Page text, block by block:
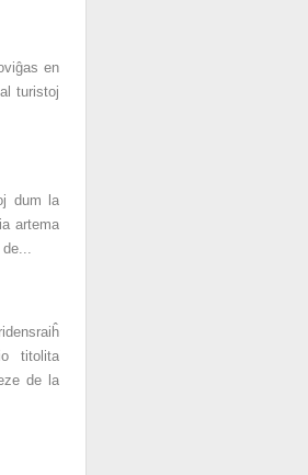
en
turistoj
dum la
artema
titolita
de la